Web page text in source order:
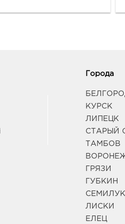
Города
КУРСК
ЛИПЕЦК
СТАРЫЙ
ТАМБОВ
ГРЯЗИ
ГУБКИН
ЛИСКИ
ЕЛЕЦ